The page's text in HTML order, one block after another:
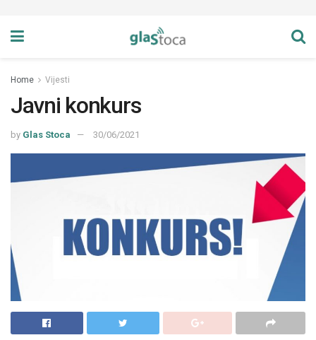
Home Vijesti
Javni konkurs
by Glas Stoca 30/06/2021